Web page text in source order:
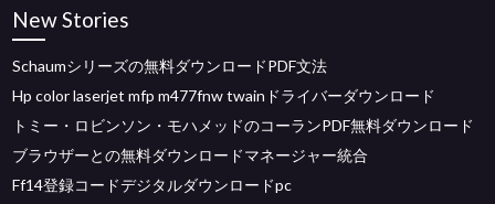
New Stories
Schaumシリーズの無料ダウンロードPDF文法
Hp color laserjet mfp m477fnw twainドライバーダウンロード
トミー・ロビンソン・モハメッドのコーランPDF無料ダウンロード
ブラウザーとの無料ダウンロードマネージャー統合
Ff14登録コードデジタルダウンロードpc